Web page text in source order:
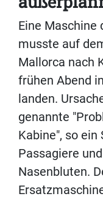
Eine Maschine
musste auf
Mallorca nach
frühen Abend
landen.
genannte
Kabine", so
Passagiere
Nasenbluten.